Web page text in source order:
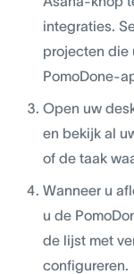
integraties.
projecten die
PomoDone-
Open uw
en bekijk al
of de taak
Wanneer u
u de
de lijst met
configureren.